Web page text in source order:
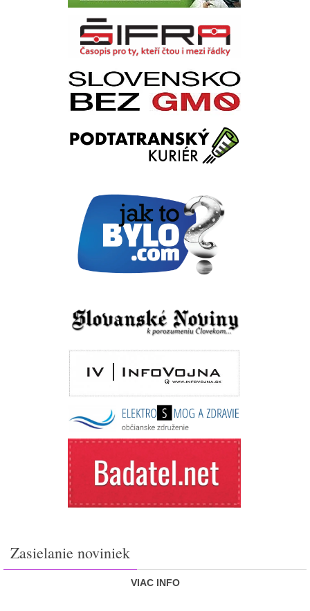
Zasielanie noviniek
VIAC INFO